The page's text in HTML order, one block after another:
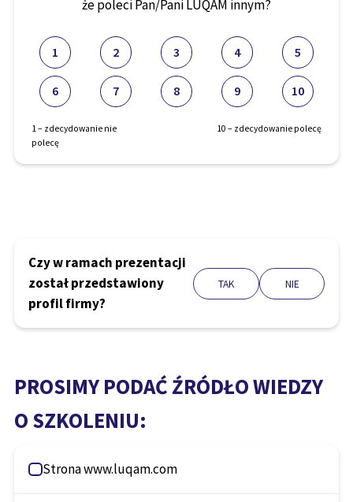
że poleci Pan/Pani LUQAM innym?
1 2 3 4 5
6 7 8 9 10
1 – zdecydowanie nie
polecę
10 – zdecydowanie polecę
Czy w ramach prezentacji
został przedstawiony
profil firmy?
TAK NIE
PROSIMY PODAĆ ŹRÓDŁO WIEDZY
O SZKOLENIU:
Strona www.luqam.com